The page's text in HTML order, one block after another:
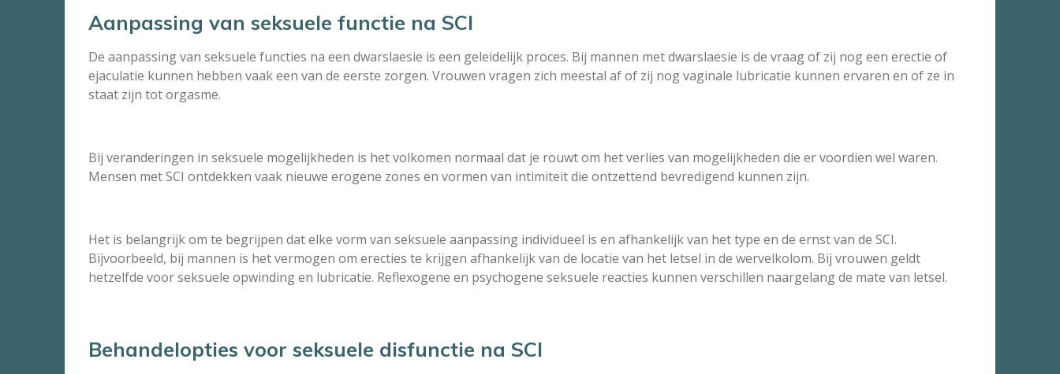
Aanpassing van seksuele functie na SCI
De aanpassing van seksuele functies na een dwarslaesie is een geleidelijk proces. Bij mannen met dwarslaesie is de vraag of zij nog een erectie of
ejaculatie kunnen hebben vaak een van de eerste zorgen. Vrouwen vragen zich meestal af of zij nog vaginale lubricatie kunnen ervaren en of ze in
staat zijn tot orgasme.
Bij veranderingen in seksuele mogelijkheden is het volkomen normaal dat je rouwt om het verlies van mogelijkheden die er voordien wel waren.
Mensen met SCI ontdekken vaak nieuwe erogene zones en vormen van intimiteit die ontzettend bevredigend kunnen zijn.
Het is belangrijk om te begrijpen dat elke vorm van seksuele aanpassing individueel is en afhankelijk van het type en de ernst van de SCI.
Bijvoorbeeld, bij mannen is het vermogen om erecties te krijgen afhankelijk van de locatie van het letsel in de wervelkolom. Bij vrouwen geldt
hetzelfde voor seksuele opwinding en lubricatie. Reflexogene en psychogene seksuele reacties kunnen verschillen naargelang de mate van letsel.
Behandelopties voor seksuele disfunctie na SCI